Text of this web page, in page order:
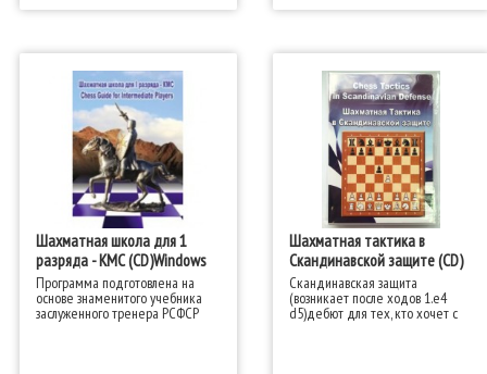
Шахматная школа для 1
разряда - КМС (CD)Windows
Программа подготовлена на
основе знаменитого учебника
заслуженного тренера РСФСР
Виктора Голенищева
Шахматная тактика в
Скандинавской защите (CD)
Скандинавская защита
(возникает после ходов 1.e4
d5)дебют для тех, кто хочет с
первых ходов черными